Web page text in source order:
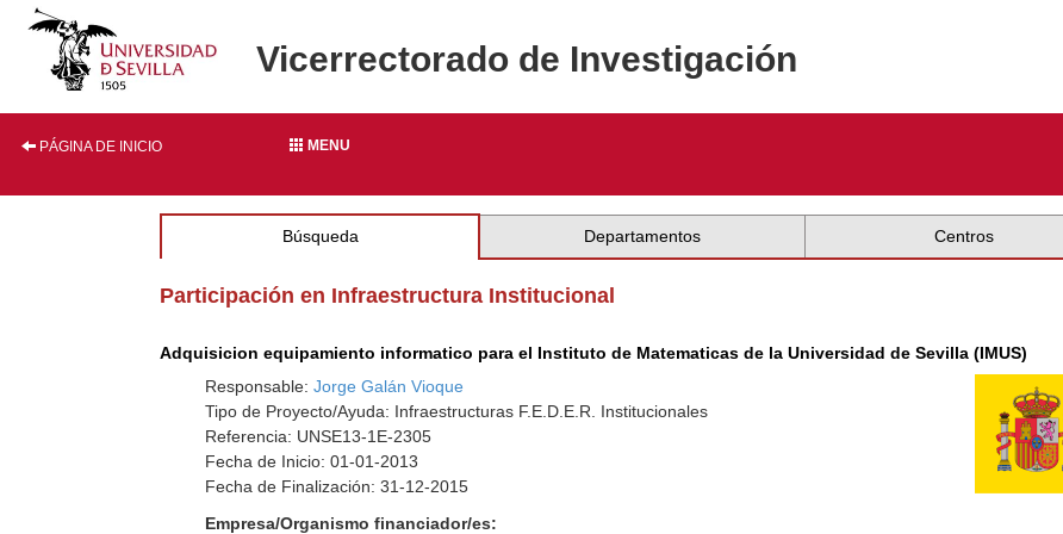
Vicerrectorado de Investigación
PÁGINA DE INICIO MENU
Búsqueda Departamentos Centros
Participación en Infraestructura Institucional
Adquisicion equipamiento informatico para el Instituto de Matematicas de la Universidad de Sevilla (IMUS)
Responsable:Jorge Galán Vioque
Tipo de Proyecto/Ayuda: Infraestructuras F.E.D.E.R. Institucionales
Referencia: UNSE13-1E-2305
Fecha de Inicio: 01-01-2013
Fecha de Finalización: 31-12-2015
Empresa/Organismo financiador/es: